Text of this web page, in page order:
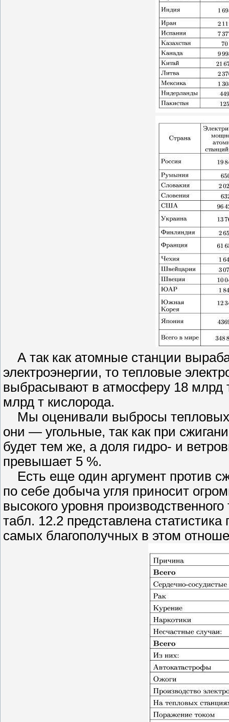
А так как атомные станции
электроэнергии, то тепловые
выбрасывают в атмосферу 18 млрд
млрд т кислорода.
Мы оценивали выбросы тепловых
они — угольные, так как при
будет тем же, а доля гидро- и
превышает 5 %.
Есть еще один аргумент против
по себе добыча угля приносит
высокого уровня
табл. 12.2 представлена
самых благополучных в этом